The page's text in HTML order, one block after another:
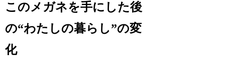
このメガネを手にした後
の“わたしの暮らし”の変
化